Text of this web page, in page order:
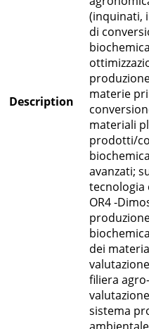
Description
(inquinati,
di
materie
materiali
prodotti/
avanzati;
tecnologia
OR4 -
dei
filiera
sistema